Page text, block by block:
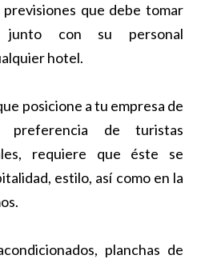
que debe tomar
junto con su personal
hotel.
posicione a tu empresa de
preferencia de turistas
requiere que éste se
estilo, así como en la
planchas de